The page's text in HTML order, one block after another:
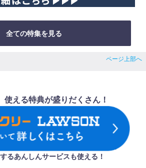
全ての特集を見る
ページ上部へ
使える特典が盛りだくさん！
、映像・雑誌・音楽が楽しみ放題！
るあんしんサービスも使える！